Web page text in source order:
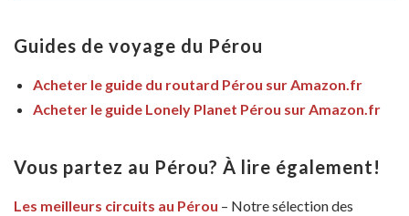
Guides de voyage du Pérou
Acheter le guide du routard Pérou sur Amazon.fr
Acheter le guide Lonely Planet Pérou sur Amazon.fr
Vous partez au Pérou? À lire également!
Les meilleurs circuits au Pérou – Notre sélection des